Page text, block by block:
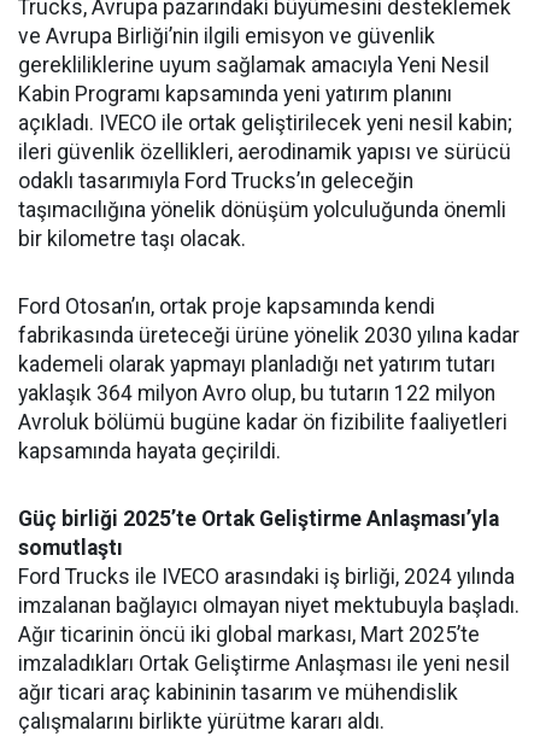
Trucks, Avrupa pazarındaki büyümesini desteklemek
ve Avrupa Birliği’nin ilgili emisyon ve güvenlik
gerekliliklerine uyum sağlamak amacıyla Yeni Nesil
Kabin Programı kapsamında yeni yatırım planını
açıkladı. IVECO ile ortak geliştirilecek yeni nesil kabin;
ileri güvenlik özellikleri, aerodinamik yapısı ve sürücü
odaklı tasarımıyla Ford Trucks’ın geleceğin
taşımacılığına yönelik dönüşüm yolculuğunda önemli
bir kilometre taşı olacak.
Ford Otosan’ın, ortak proje kapsamında kendi
fabrikasında üreteceği ürüne yönelik 2030 yılına kadar
kademeli olarak yapmayı planladığı net yatırım tutarı
yaklaşık 364 milyon Avro olup, bu tutarın 122 milyon
Avroluk bölümü bugüne kadar ön fizibilite faaliyetleri
kapsamında hayata geçirildi.
Güç birliği 2025’te Ortak Geliştirme Anlaşması’yla
somutlaştı
Ford Trucks ile IVECO arasındaki iş birliği, 2024 yılında
imzalanan bağlayıcı olmayan niyet mektubuyla başladı.
Ağır ticarinin öncü iki global markası, Mart 2025’te
imzaladıkları Ortak Geliştirme Anlaşması ile yeni nesil
ağır ticari araç kabininin tasarım ve mühendislik
çalışmalarını birlikte yürütme kararı aldı.